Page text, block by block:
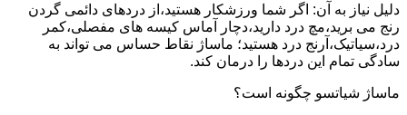
دلیل نیاز به آن: اگر شما ورزشکار هستید،از دردهای دائمی گردن
رنج می برید،مچ درد دارید،دچار آماس کیسه های مفصلی،کمر
درد،سیاتیک،آرنج درد هستید؛ ماساژ نقاط حساس می تواند به
سادگی تمام این دردها را درمان کند.
ماساژ شیاتسو چگونه است؟